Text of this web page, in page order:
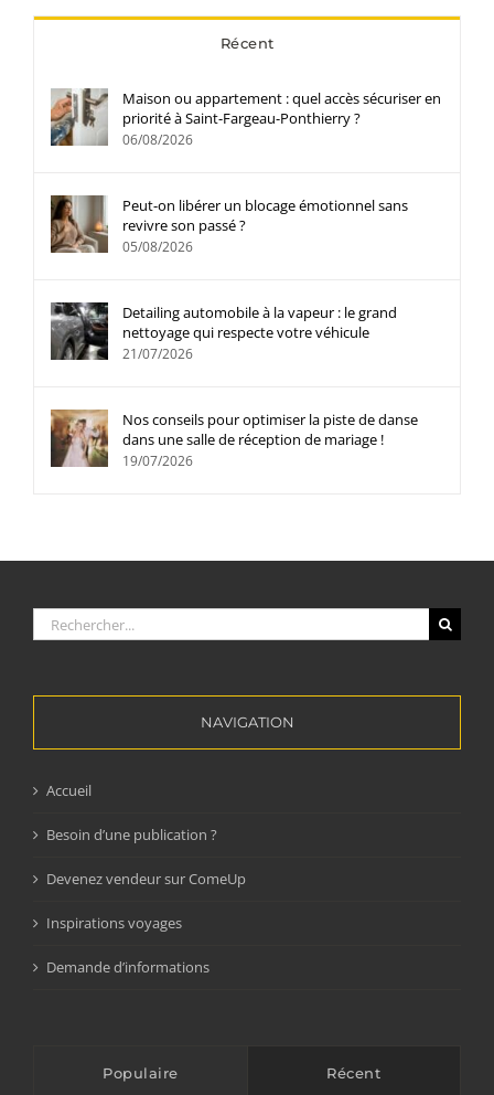
Récent
Maison ou appartement : quel accès sécuriser en
priorité à Saint-Fargeau-Ponthierry ?
06/08/2026
Peut-on libérer un blocage émotionnel sans
revivre son passé ?
05/08/2026
Detailing automobile à la vapeur : le grand
nettoyage qui respecte votre véhicule
21/07/2026
Nos conseils pour optimiser la piste de danse
dans une salle de réception de mariage !
19/07/2026
Rechercher:
NAVIGATION
Accueil
Besoin d’une publication ?
Devenez vendeur sur ComeUp
Inspirations voyages
Demande d’informations
Populaire Récent